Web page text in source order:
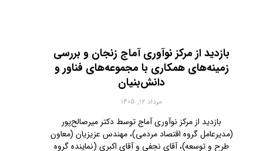
بازدید از مرکز نوآوری آماج زنجان و بررسی
زمینه‌های همکاری با مجموعه‌های فناور و
دانش‌بنیان
مرداد ۱۲, ۱۴۰۵
بازدید از مرکز نوآوری آماج توسط دکتر میرصالح‌پور
(مدیرعامل گروه اقتصاد مردمی)، مهندس عزیزیان (معاون
طرح و توسعه)، آقای نجفی‌ و آقای اکبری (نماینده گروه